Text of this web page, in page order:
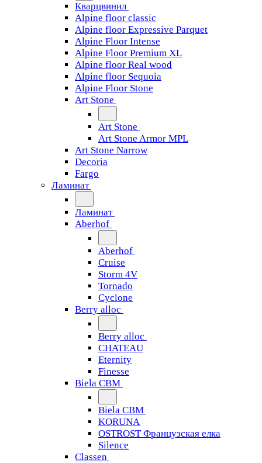
Кварцвинил
Alpine floor classic
Alpine floor Expressive Parquet
Alpine Floor Intense
Alpine Floor Premium XL
Alpine floor Real wood
Alpine floor Sequoia
Alpine Floor Stone
Art Stone
Art Stone
Art Stone Armor MPL
Art Stone Narrow
Decoria
Fargo
Ламинат
Ламинат
Aberhof
Aberhof
Cruise
Storm 4V
Tornado
Сyclone
Berry alloc
Berry alloc
CHATEAU
Eternity
Finesse
Biela CBM
Biela CBM
KORUNA
OSTROST Французская елка
Silence
Classen